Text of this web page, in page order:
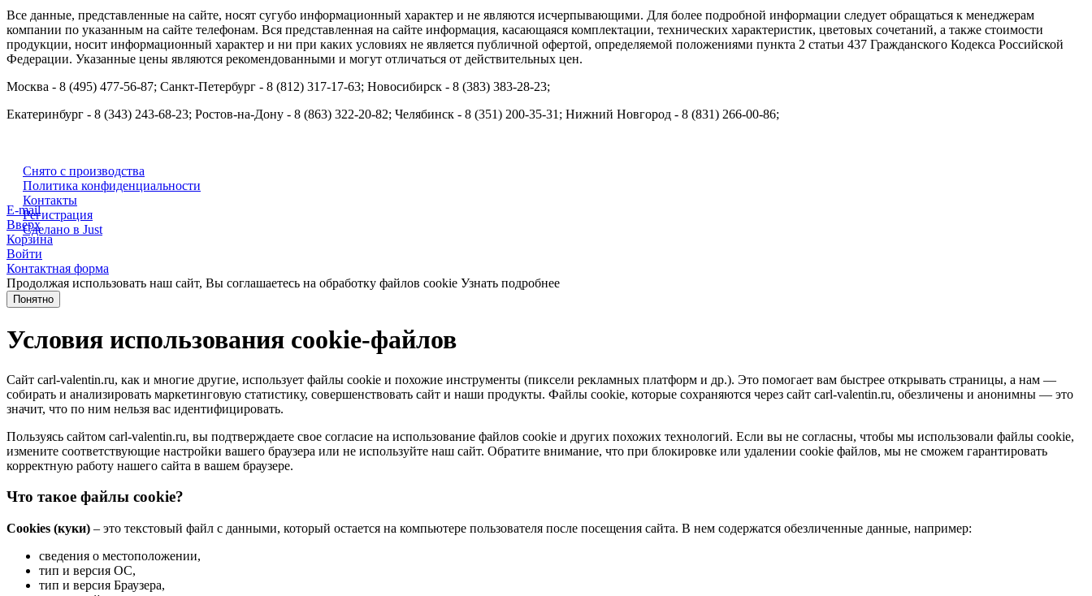
Все данные, представленные на сайте, носят сугубо информационный характер и не являются исчерпывающими. Для более подробной информации следует обращаться к менеджерам
компании по указанным на сайте телефонам. Вся представленная на сайте информация, касающаяся комплектации, технических характеристик, цветовых сочетаний, а также стоимости
продукции, носит информационный характер и ни при каких условиях не является публичной офертой, определяемой положениями пункта 2 статьи 437 Гражданского Кодекса Российской
Федерации. Указанные цены являются рекомендованными и могут отличаться от действительных цен.
Москва - 8 (495) 477-56-87; Санкт-Петербург - 8 (812) 317-17-63; Новосибирск - 8 (383) 383-28-23;
Екатеринбург - 8 (343) 243-68-23; Ростов-на-Дону - 8 (863) 322-20-82; Челябинск - 8 (351) 200-35-31; Нижний Новгород - 8 (831) 266-00-86;
Снято с производства
Политика конфиденциальности
Контакты
Регистрация
Сделано в Just
E-mail
Вверх
Корзина
Войти
Контактная форма
Продолжая использовать наш сайт, Вы соглашаетесь на обработку файлов cookie Узнать подробнее
Понятно
Условия использования cookie-файлов
Сайт carl-valentin.ru, как и многие другие, использует файлы cookie и похожие инструменты (пиксели рекламных платформ и др.). Это помогает вам быстрее открывать страницы, а нам —
собирать и анализировать маркетинговую статистику, совершенствовать сайт и наши продукты. Файлы сookie, которые сохраняются через сайт carl-valentin.ru, обезличены и анонимны — это
значит, что по ним нельзя вас идентифицировать.
Пользуясь сайтом carl-valentin.ru, вы подтверждаете свое согласие на использование файлов cookie и других похожих технологий. Если вы не согласны, чтобы мы использовали файлы cookie,
измените соответствующие настройки вашего браузера или не используйте наш сайт. Обратите внимание, что при блокировке или удалении cookie файлов, мы не сможем гарантировать
корректную работу нашего сайта в вашем браузере.
Что такое файлы cookie?
Cookies (куки) – это текстовый файл с данными, который остается на компьютере пользователя после посещения сайта. В нем содержатся обезличенные данные, например:
сведения о местоположении,
тип и версия ОС,
тип и версия Браузера,